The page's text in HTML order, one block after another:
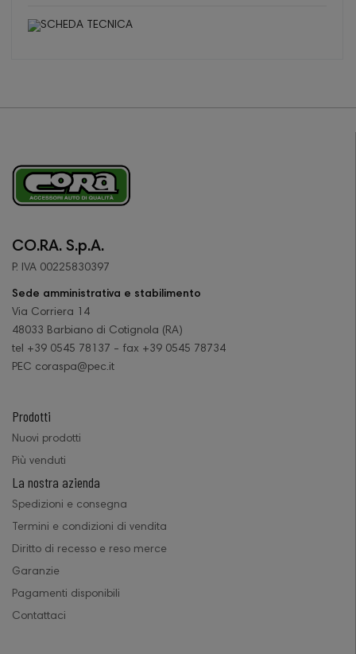
CO.RA. S.p.A.
P. IVA 00225830397
Sede amministrativa e stabilimento
Via Corriera 14
48033 Barbiano di Cotignola (RA)
tel +39 0545 78137 - fax +39 0545 78734
PEC coraspa@pec.it
Prodotti
Nuovi prodotti
Più venduti
La nostra azienda
Spedizioni e consegna
Termini e condizioni di vendita
Diritto di recesso e reso merce
Garanzie
Pagamenti disponibili
Contattaci